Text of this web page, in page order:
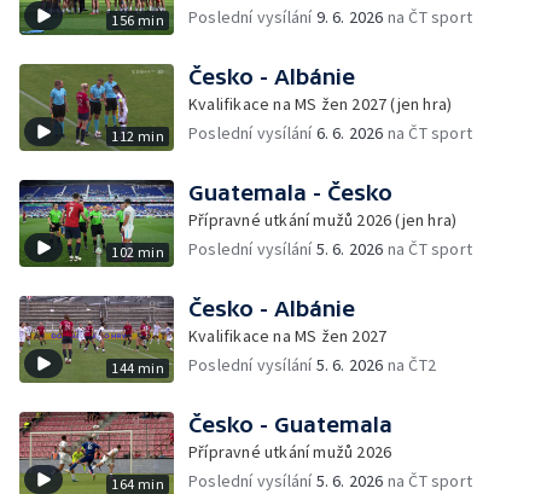
156 min
Poslední vysílání9. 6. 2026 na ČT sport
112 min
Česko - Albánie
Kvalifikace na MS žen 2027 (jen hra)
Poslední vysílání6. 6. 2026 na ČT sport
102 min
Guatemala - Česko
Přípravné utkání mužů 2026 (jen hra)
Poslední vysílání5. 6. 2026 na ČT sport
144 min
Česko - Albánie
Kvalifikace na MS žen 2027
Poslední vysílání5. 6. 2026 na ČT2
164 min
Česko - Guatemala
Přípravné utkání mužů 2026
Poslední vysílání5. 6. 2026 na ČT sport